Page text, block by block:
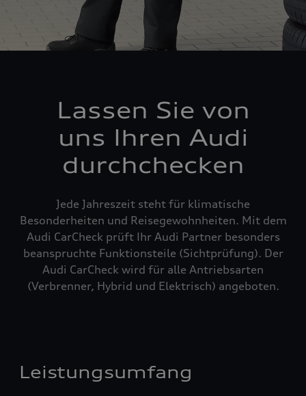
Lassen Sie von
uns Ihren Audi
durchchecken
Jede Jahreszeit steht für klimatische
Besonderheiten und Reisegewohnheiten. Mit dem
Audi CarCheck prüft Ihr Audi Partner besonders
beanspruchte Funktionsteile (Sichtprüfung). Der
Audi CarCheck wird für alle Antriebsarten
(Verbrenner, Hybrid und Elektrisch) angeboten.
Leistungsumfang